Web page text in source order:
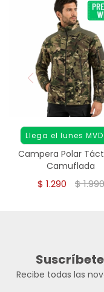
Llega el lunes MVD
Campera Polar
Camuflada
$ 1.290 $1.990
Recibe todas las